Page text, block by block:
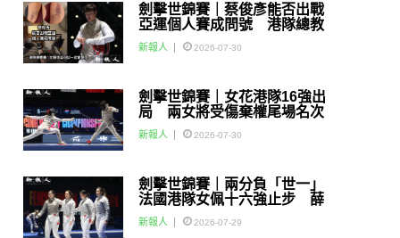
劍擊世錦賽｜蔡俊彥能否出戰
亞運個人賽成問號 港隊總教
練：如醫生話可以一定會用佢
新報人 2026-07-30
劍擊世錦賽｜女花港隊16強出
局 兩女將受傷棄權尾場名次
賽
新報人 2026-07-30
劍擊世錦賽｜兩分負「世一」
法國港隊女佩十六強止步 薛
雅齊：我好有信心我哋可以做
到世界級嘅Team
新報人 2026-07-29